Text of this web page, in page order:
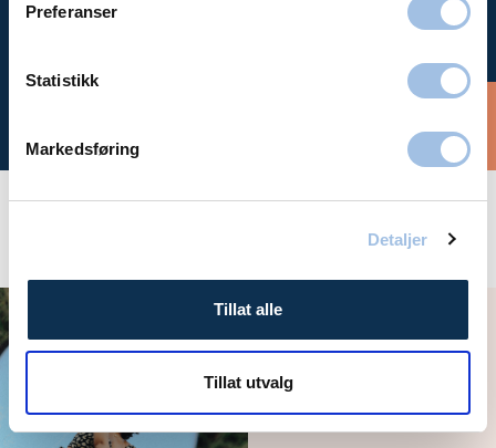
Preferanser
Statistikk
Markedsføring
Detaljer
Tillat alle
Tillat utvalg
oss
Podkast: Utroskap